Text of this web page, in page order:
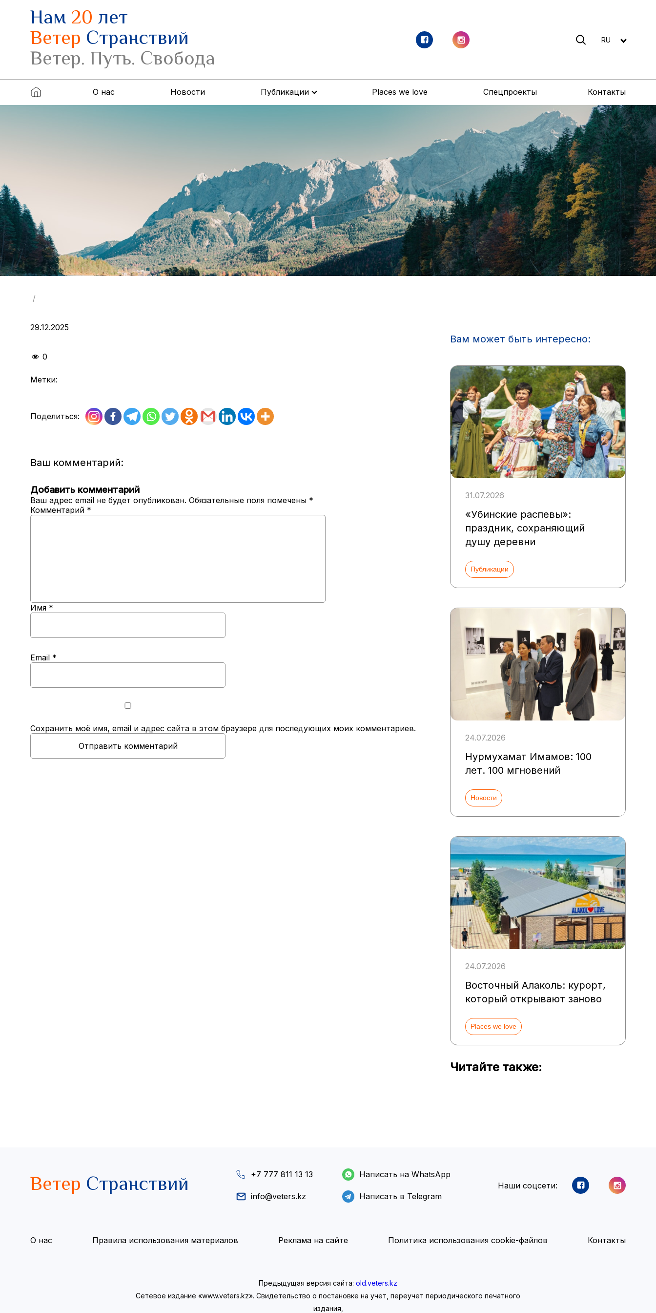
Нам20лет
Ветер Странствий
Ветер. Путь. Свобода
RU
О нас Новости Публикации Places we love Спецпроекты Контакты
/
29.12.2025
0
Метки:
Поделиться:
Ваш комментарий:
Добавить комментарий
Ваш адрес email не будет опубликован. Обязательные поля помечены *
Комментарий *
Имя *
Email *
Сохранить моё имя, email и адрес сайта в этом браузере для последующих моих комментариев.
Вам может быть интересно:
31.07.2026
«Убинские распевы»:
праздник, сохраняющий
душу деревни
Публикации
24.07.2026
Нурмухамат Имамов: 100
лет. 100 мгновений
Новости
24.07.2026
Восточный Алаколь: курорт,
который открывают заново
Places we love
Читайте также:
Ветер Странствий +7 777 811 13 13
info@veters.kz
Написать на WhatsApp
Написать в Telegram
Наши соцсети:
О нас Правила использования материалов Реклама на сайте Политика использования cookie-файлов Контакты
Предыдущая версия сайта: old.veters.kz
Сетевое издание «www.veters.kz». Свидетельство о постановке на учет, переучет периодического печатного
издания,